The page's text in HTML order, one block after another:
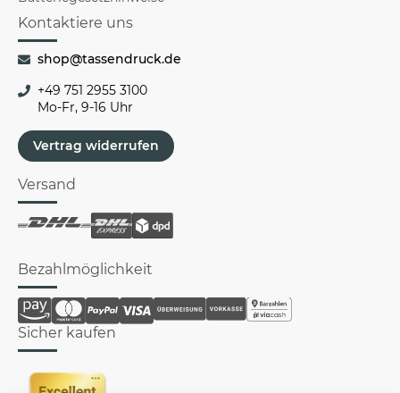
Kontaktiere uns
shop@tassendruck.de
+49 751 2955 3100
Mo-Fr, 9-16 Uhr
Vertrag widerrufen
Versand
Bezahlmöglichkeit
Sicher kaufen